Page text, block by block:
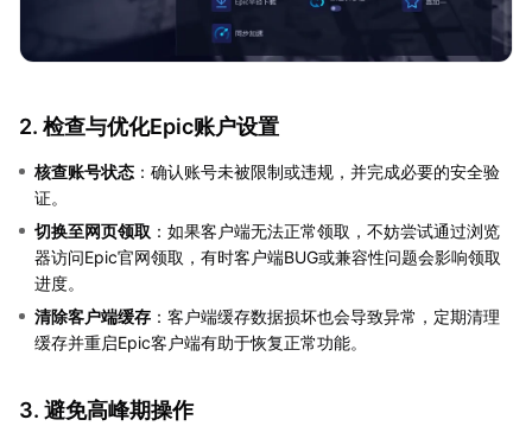
2. 检查与优化Epic账户设置
核查账号状态 ：确认账号未被限制或违规，并完成必要的安全验
证。
切换至网页领取 ：如果客户端无法正常领取，不妨尝试通过浏览
器访问Epic官网领取，有时客户端BUG或兼容性问题会影响领取
进度。
清除客户端缓存 ：客户端缓存数据损坏也会导致异常，定期清理
缓存并重启Epic客户端有助于恢复正常功能。
3. 避免高峰期操作